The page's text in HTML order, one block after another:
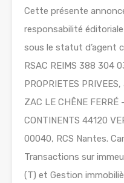
Cette présente
responsabilité
sous le statut d’agent
RSAC REIMS 388 304
PROPRIETES
ZAC LE CHÊNE FERRÉ
CONTINENTS 44120
00040, RCS Nantes.
Transactions sur
(T) et Gestion